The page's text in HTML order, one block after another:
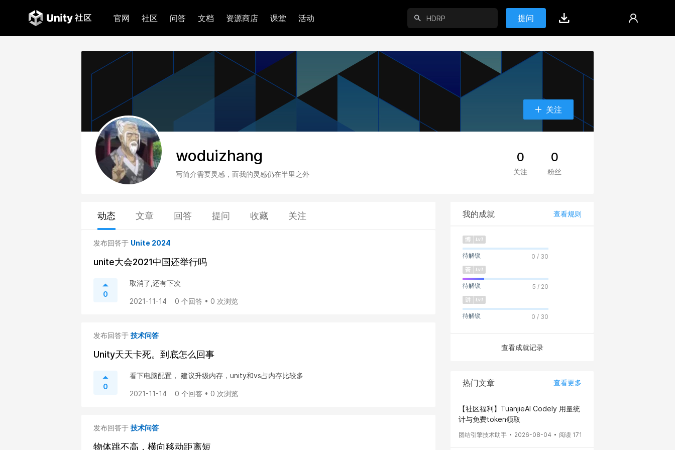
官网 社区 问答 文档 资源商店 课堂 活动 提问
关注
woduizhang
写简介需要灵感，而我的灵感仍在半里之外
0
关注
0
粉丝
动态 文章 回答 提问 收藏 关注
发布回答于 Unite 2024
unite大会2021中国还举行吗
0
取消了,还有下次
2021-11-14 0 个回答 • 0 次浏览
发布回答于 技术问答
Unity天天卡死。到底怎么回事
0
看下电脑配置， 建议升级内存，unity和vs占内存比较多
2021-11-14 0 个回答 • 0 次浏览
发布回答于 技术问答
物体跳不高，横向移动距离短
我的成就 查看规则
待解锁 0 / 30
待解锁 5 / 20
待解锁 0 / 30
查看成就记录
热门文章 查看更多
【社区福利】TuanjieAI Codely 用量统
计与免费token领取
团结引擎技术助手 2026-08-04 阅读 171